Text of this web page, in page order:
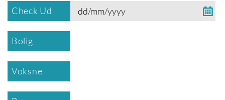
Check Ud
Bolig
Voksne